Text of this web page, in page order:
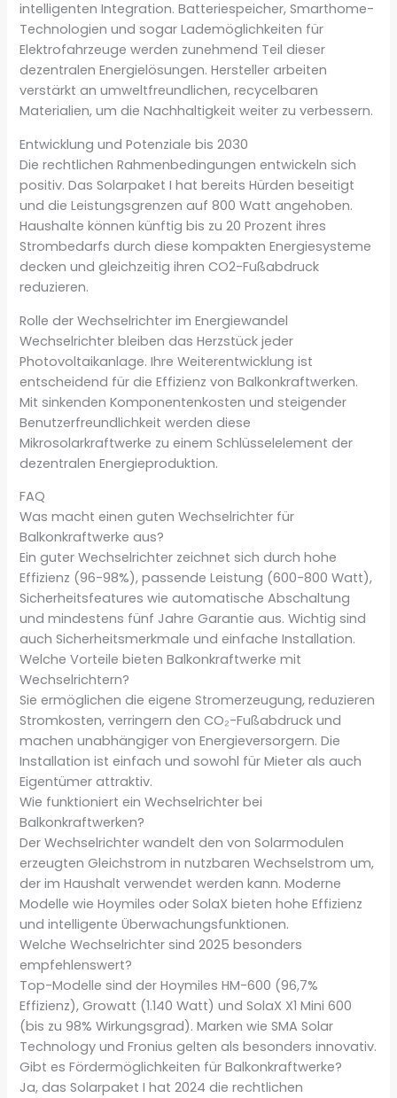
intelligenten Integration. Batteriespeicher, Smarthome-
Technologien und sogar Lademöglichkeiten für
Elektrofahrzeuge werden zunehmend Teil dieser
dezentralen Energielösungen. Hersteller arbeiten
verstärkt an umweltfreundlichen, recycelbaren
Materialien, um die Nachhaltigkeit weiter zu verbessern.
Entwicklung und Potenziale bis 2030
Die rechtlichen Rahmenbedingungen entwickeln sich
positiv. Das Solarpaket I hat bereits Hürden beseitigt
und die Leistungsgrenzen auf 800 Watt angehoben.
Haushalte können künftig bis zu 20 Prozent ihres
Strombedarfs durch diese kompakten Energiesysteme
decken und gleichzeitig ihren CO2-Fußabdruck
reduzieren.
Rolle der Wechselrichter im Energiewandel
Wechselrichter bleiben das Herzstück jeder
Photovoltaikanlage. Ihre Weiterentwicklung ist
entscheidend für die Effizienz von Balkonkraftwerken.
Mit sinkenden Komponentenkosten und steigender
Benutzerfreundlichkeit werden diese
Mikrosolarkraftwerke zu einem Schlüsselelement der
dezentralen Energieproduktion.
FAQ
Was macht einen guten Wechselrichter für
Balkonkraftwerke aus?
Ein guter Wechselrichter zeichnet sich durch hohe
Effizienz (96-98%), passende Leistung (600-800 Watt),
Sicherheitsfeatures wie automatische Abschaltung
und mindestens fünf Jahre Garantie aus. Wichtig sind
auch Sicherheitsmerkmale und einfache Installation.
Welche Vorteile bieten Balkonkraftwerke mit
Wechselrichtern?
Sie ermöglichen die eigene Stromerzeugung, reduzieren
Stromkosten, verringern den CO₂-Fußabdruck und
machen unabhängiger von Energieversorgern. Die
Installation ist einfach und sowohl für Mieter als auch
Eigentümer attraktiv.
Wie funktioniert ein Wechselrichter bei
Balkonkraftwerken?
Der Wechselrichter wandelt den von Solarmodulen
erzeugten Gleichstrom in nutzbaren Wechselstrom um,
der im Haushalt verwendet werden kann. Moderne
Modelle wie Hoymiles oder SolaX bieten hohe Effizienz
und intelligente Überwachungsfunktionen.
Welche Wechselrichter sind 2025 besonders
empfehlenswert?
Top-Modelle sind der Hoymiles HM-600 (96,7%
Effizienz), Growatt (1.140 Watt) und SolaX X1 Mini 600
(bis zu 98% Wirkungsgrad). Marken wie SMA Solar
Technology und Fronius gelten als besonders innovativ.
Gibt es Fördermöglichkeiten für Balkonkraftwerke?
Ja, das Solarpaket I hat 2024 die rechtlichen